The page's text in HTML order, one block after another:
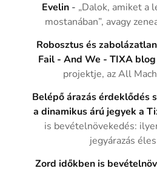
Evelin - „Dalok, amiket a
mostanában”, avagy
Robosztus és
Fail - And We - TIXA blog
projektje, az All
Belépő árazás érdeklődés
a dinamikus árú jegyek a
is bevételnövekedés:
jegyárazás
Zord időkben is